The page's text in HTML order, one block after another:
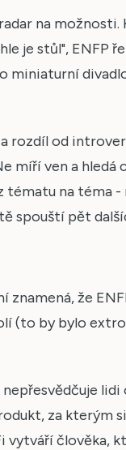
na možnosti.
je stůl", ENFP
miniaturní
rozdíl od
míří ven a hledá
tématu na téma
spouští pět
že
(to by bylo
lidi
za kterým
vytváří člověka,